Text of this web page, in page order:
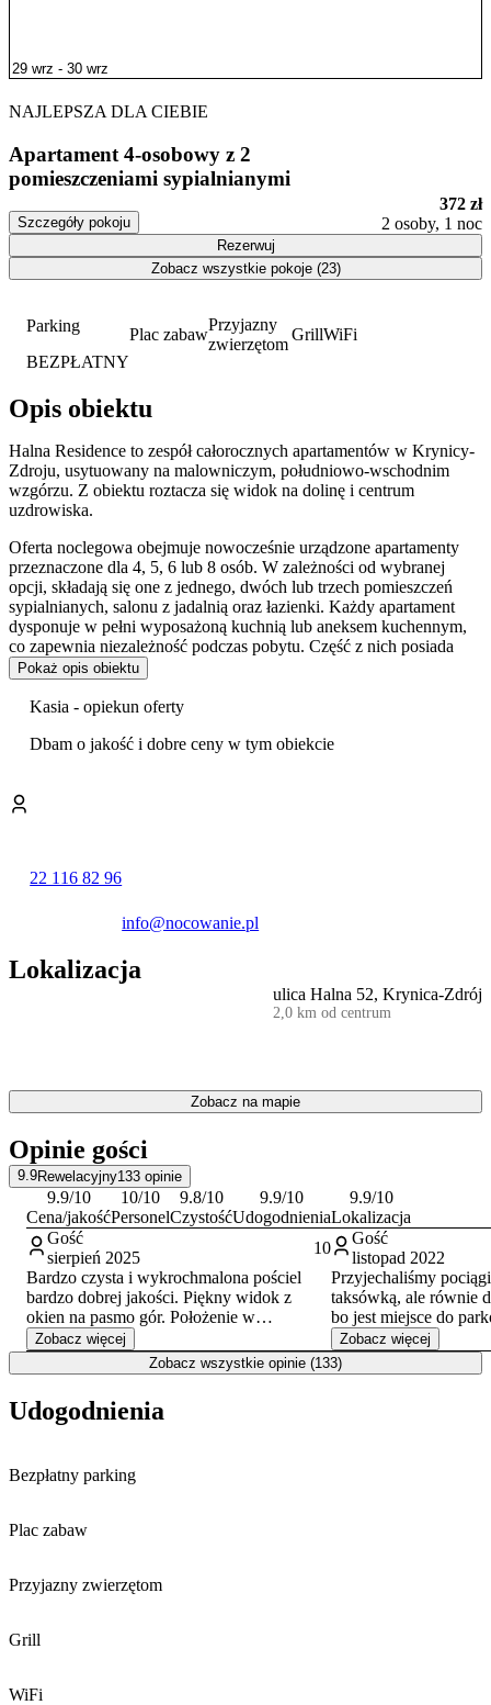
Parking
BEZPŁATNY
Plac zabaw
Przyjazny
zwierzętom
GrillWiFi
Opis obiektu
Halna Residence to zespół całorocznych apartamentów w Krynicy-
Zdroju, usytuowany na malowniczym, południowo-wschodnim
wzgórzu. Z obiektu roztacza się widok na dolinę i centrum
uzdrowiska.
Oferta noclegowa obejmuje nowocześnie urządzone apartamenty
przeznaczone dla 4, 5, 6 lub 8 osób. W zależności od wybranej
opcji, składają się one z jednego, dwóch lub trzech pomieszczeń
sypialnianych, salonu z jadalnią oraz łazienki. Każdy apartament
dysponuje w pełni wyposażoną kuchnią lub aneksem kuchennym,
co zapewnia niezależność podczas pobytu. Część z nich posiada
dodatkowo balkon lub bezpośredni dostęp do ogrodu.
Wybrane apartamenty wyposażono w
hydromasażemi dodatkowym pokojem zabaw.
udogodnienia. Na terenie obiektu znajduje się
trampolina oraz wewnętrzny pokój zabaw. Rodziny mogą również
ogród z miejscem do grillowania.
Goście mogą korzystać zbezpłatnego parkingu
internetu. Obiekt jest wysoko oceniany przez odwiedzających,
którzy szczególnie chwalą profesjonalizm personelu oraz czystość.
Lokalizacja w bezpośrednim sąsiedztwie lasu zapewnia ciszę i
bliskość natury. Tuż za obiektem rozpoczyna się górski szlak
Centrum Krynicy-Zdroju z głównym deptakiem, Pijalnią Główną i
również odwiedzić Muzeum Zabawek, a także zobaczyć pomnik
Nikifora Krynickiego, upamiętniający słynnego malarza związanego
z regionem.
Pokaż opis obiektu
Kasia - opiekun oferty
Dbam o jakość i dobre ceny w tym obiekcie
22 116 82 96
info@nocowanie.pl
Lokalizacja
ulica Halna 52, Krynica-Zdrój
2,0 km od centrum
Zobacz na mapie
Opinie gości
9.9Rewelacyjny133 opinie
9.9/10
Cena/jakość
10/10
Personel
9.8/10
Czystość
9.9/10
Udogodnienia
9.9/10
Lokalizacja
Gość
sierpień 2025
10
Bardzo czysta i wykrochmalona pościel
bardzo dobrej jakości. Piękny widok z
okien na pasmo gór. Położenie w
sąsiedztwie szlaku turystycznego
czerwonego na Jaworzynę Krynicką.
Atrakcje dla dzieci w pobliżu - Góra
Zobacz więcej
Gość
listopad 2022
Przyjechaliśmy
taksówką, ale równie
bo jest miejsce do
zależało na pieszych
tym względem ten
spisał.
Zobacz więcej
Zobacz wszystkie opinie (133)
NAJLEPSZA DLA CIEBIE
Apartament 4-osobowy z 2
pomieszczeniami sypialnianymi
Szczegóły pokoju
372 zł
2 osoby, 1 noc
Rezerwuj
Zobacz wszystkie pokoje (23)
Udogodnienia
Bezpłatny parking
Plac zabaw
Przyjazny zwierzętom
Grill
WiFi